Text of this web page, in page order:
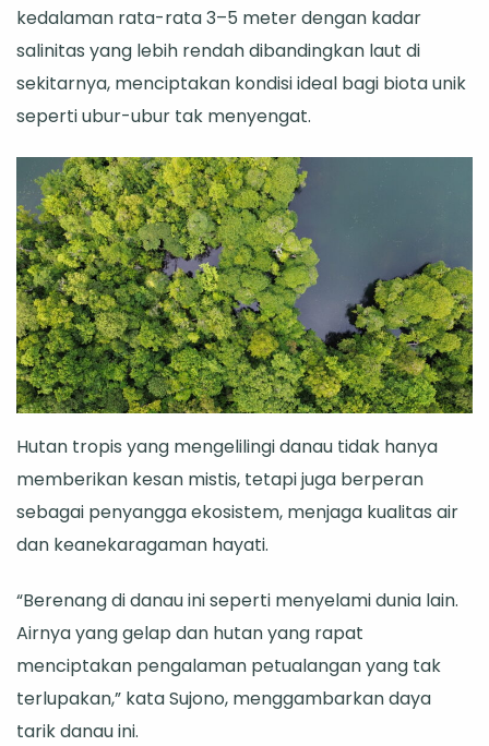
kedalaman rata-rata 3–5 meter dengan kadar
salinitas yang lebih rendah dibandingkan laut di
sekitarnya, menciptakan kondisi ideal bagi biota unik
seperti ubur-ubur tak menyengat.
Hutan tropis yang mengelilingi danau tidak hanya
memberikan kesan mistis, tetapi juga berperan
sebagai penyangga ekosistem, menjaga kualitas air
dan keanekaragaman hayati.
“Berenang di danau ini seperti menyelami dunia lain.
Airnya yang gelap dan hutan yang rapat
menciptakan pengalaman petualangan yang tak
terlupakan,” kata Sujono, menggambarkan daya
tarik danau ini.